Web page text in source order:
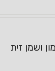
ושמן זית